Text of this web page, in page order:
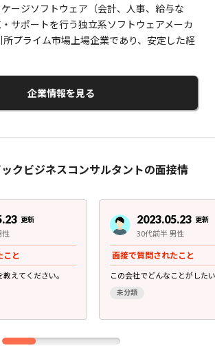
ージソフトウェア（会計、人事、給与な
サポートを行う独立系ソフトウェアメーカ
所プライム市場上場企業であり、安定した経
企業情報を見る
クビジネスコンサルタントの面接情
更新
性
こと
えてください。
2023.05.23 更新
30代前半 男性
面接で質問されたこと
この会社でどんなことがした
未分類